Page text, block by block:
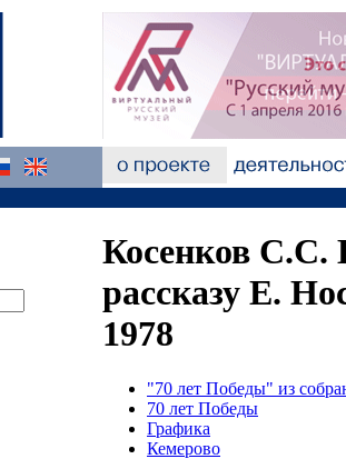
Косенков С.С.
рассказу Е.
1978
"70 лет Победы" из
70 лет Победы
Графика
Кемерово